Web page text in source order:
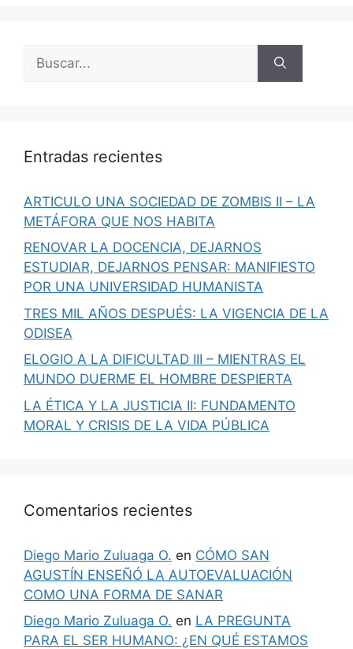
Entradas recientes
ARTICULO UNA SOCIEDAD DE ZOMBIS II – LA
METÁFORA QUE NOS HABITA
RENOVAR LA DOCENCIA, DEJARNOS
ESTUDIAR, DEJARNOS PENSAR: MANIFIESTO
POR UNA UNIVERSIDAD HUMANISTA
TRES MIL AÑOS DESPUÉS: LA VIGENCIA DE LA
ODISEA
ELOGIO A LA DIFICULTAD III – MIENTRAS EL
MUNDO DUERME EL HOMBRE DESPIERTA
LA ÉTICA Y LA JUSTICIA II: FUNDAMENTO
MORAL Y CRISIS DE LA VIDA PÚBLICA
Comentarios recientes
Diego Mario Zuluaga O. en CÓMO SAN
AGUSTÍN ENSEÑÓ LA AUTOEVALUACIÓN
COMO UNA FORMA DE SANAR
Diego Mario Zuluaga O. en LA PREGUNTA
PARA EL SER HUMANO: ¿EN QUÉ ESTAMOS